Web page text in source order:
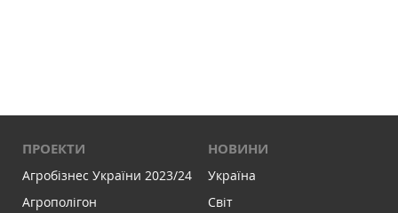
ПРОЕКТИ
Агробізнес України 2023/24
Агрополігон
НОВИНИ
Україна
Світ